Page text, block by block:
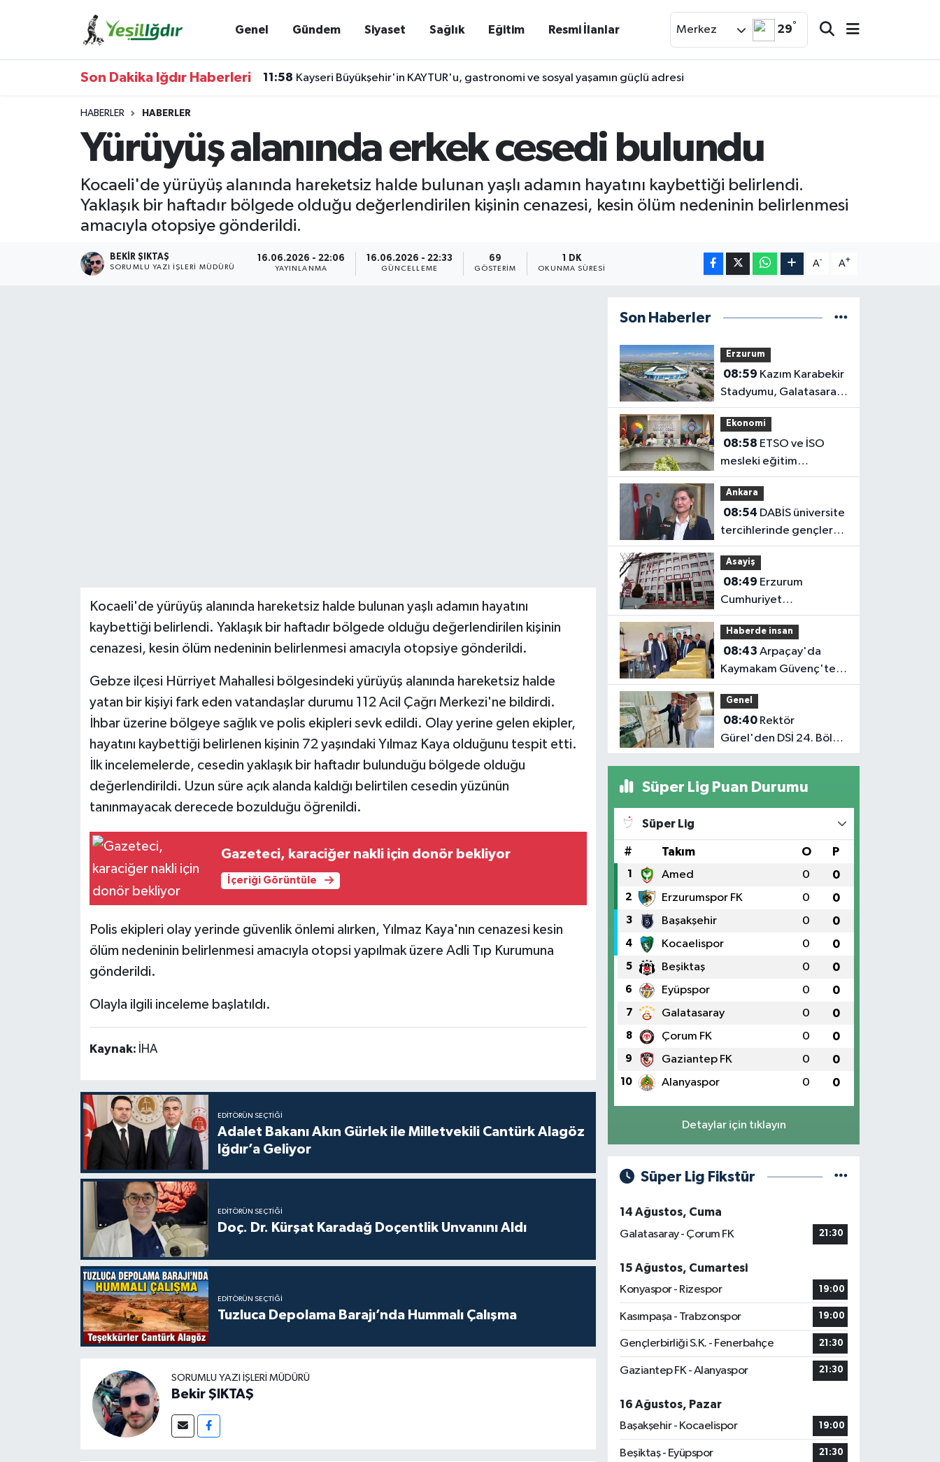
Genel Gündem Siyaset Sağlık Eğitim Resmi İlanlar Merkez 29°
Son Dakika Iğdır Haberleri 11:58 Kayseri Büyükşehir'in KAYTUR'u, gastronomi ve sosyal yaşamın güçlü adresi
HABERLER HABERLER
Yürüyüş alanında erkek cesedi bulundu
Kocaeli'de yürüyüş alanında hareketsiz halde bulunan yaşlı adamın hayatını kaybettiği belirlendi.
Yaklaşık bir haftadır bölgede olduğu değerlendirilen kişinin cenazesi, kesin ölüm nedeninin belirlenmesi
amacıyla otopsiye gönderildi.
BEKIR ŞIKTAŞ
SORUMLU YAZI İŞLERI MÜDÜRÜ
16.06.2026 - 22:06
YAYINLANMA
16.06.2026 - 22:33
GÜNCELLEME
69
GÖSTERIM
1 DK
OKUNMA SÜRESI
A- A+
Kocaeli'de yürüyüş alanında hareketsiz halde bulunan yaşlı adamın hayatını
kaybettiği belirlendi. Yaklaşık bir haftadır bölgede olduğu değerlendirilen kişinin
cenazesi, kesin ölüm nedeninin belirlenmesi amacıyla otopsiye gönderildi.
Gebze ilçesi Hürriyet Mahallesi bölgesindeki yürüyüş alanında hareketsiz halde
yatan bir kişiyi fark eden vatandaşlar durumu 112 Acil Çağrı Merkezi'ne bildirdi.
İhbar üzerine bölgeye sağlık ve polis ekipleri sevk edildi. Olay yerine gelen ekipler,
hayatını kaybettiği belirlenen kişinin 72 yaşındaki Yılmaz Kaya olduğunu tespit etti.
İlk incelemelerde, cesedin yaklaşık bir haftadır bulunduğu bölgede olduğu
değerlendirildi. Uzun süre açık alanda kaldığı belirtilen cesedin yüzünün
tanınmayacak derecede bozulduğu öğrenildi.
Gazeteci, karaciğer nakli için donör bekliyor
İçeriği Görüntüle
Polis ekipleri olay yerinde güvenlik önlemi alırken, Yılmaz Kaya'nın cenazesi kesin
ölüm nedeninin belirlenmesi amacıyla otopsi yapılmak üzere Adli Tıp Kurumuna
gönderildi.
Olayla ilgili inceleme başlatıldı.
Kaynak: İHA
EDITÖRÜN SEÇTIĞI
Adalet Bakanı Akın Gürlek ile Milletvekili Cantürk Alagöz
Iğdır’a Geliyor
EDITÖRÜN SEÇTIĞI
Doç. Dr. Kürşat Karadağ Doçentlik Unvanını Aldı
EDITÖRÜN SEÇTIĞI
Tuzluca Depolama Barajı’nda Hummalı Çalışma
SORUMLU YAZI İŞLERI MÜDÜRÜ
Bekir ŞIKTAŞ
Son Haberler
Erzurum
08:59
Stadyumu, Galatasaray
maçıyla tam kapasiteyle
kapılarını açacak
Ekonomi
08:58
mesleki eğitim
protokolü kapsamında
yürütme kurulu toplandı
Ankara
08:54
tercihlerinde gençlere
veriye dayalı rehberlik
sunuyor
Asayiş
08:49
Cumhuriyet
Başsavcılığı'ndan
yangın açıklaması
Haberde insan
08:43
Kaymakam Güvenç'ten
üretim tesisine ziyaret:
Yerel üretime destek
vurgusu
Genel
08:40Rektör
Gürel'den DSİ 24. Bölge
Müdürü Kotan'a Ziyaret
Süper Lig Puan Durumu
Süper Lig
# Takım O P
1 Amed 0 0
2 Erzurumspor FK 0 0
3 Başakşehir 0 0
4 Kocaelispor 0 0
5 Beşiktaş 0 0
6 Eyüpspor 0 0
7 Galatasaray 0 0
8 Çorum FK 0 0
9 Gaziantep FK 0 0
10 Alanyaspor 0 0
Detaylar için tıklayın
Süper Lig Fikstür
14 Ağustos, Cuma
Galatasaray - Çorum FK
21:30
15 Ağustos, Cumartesi
Konyaspor - Rizespor
19:00
Kasımpaşa - Trabzonspor 19:00
Gençlerbirliği S.K. - Fenerbahçe 21:30
Gaziantep FK - Alanyaspor 21:30
16 Ağustos, Pazar
Başakşehir - Kocaelispor
19:00
Beşiktaş - Eyüpspor 21:30
Iğdır Trafik Yoğunluk Haritası
Süper Lig Puan Durumu ve Fikstür
Tüm Manşetler
Son Dakika Haberleri